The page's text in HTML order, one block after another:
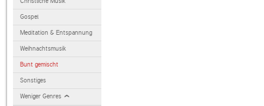
Gospel
Meditation & Entspannung
Weihnachtsmusik
Bunt gemischt
Sonstiges
Weniger Genres